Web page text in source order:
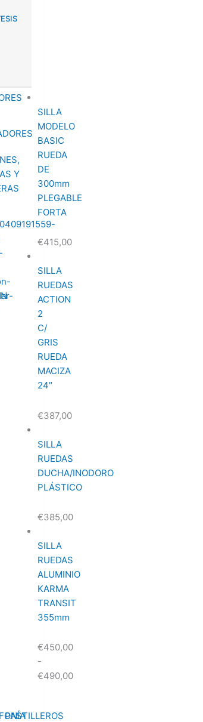
Y
SILLA
MODELO
BASIC
RUEDA
DE
300mm
PLEGABLE
FORTA
€415,00
SILLA
RUEDAS
ACTION
2
C/
GRIS
RUEDA
MACIZA
24″
€387,00
SILLA
RUEDAS
DUCHA/INODORO
PLÁSTICO
€385,00
SILLA
RUEDAS
ALUMINIO
KARMA
TRANSIT
355mm
€450,00
-
€490,00
de
precios:
desde
€450,00
hasta
€490,00
PASTILLEROS